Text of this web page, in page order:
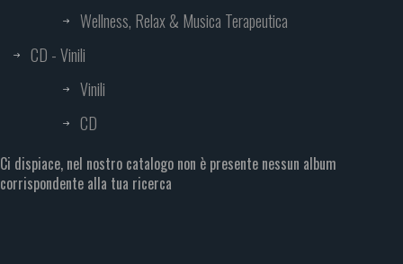
Wellness, Relax & Musica Terapeutica
CD - Vinili
Vinili
CD
Ci dispiace, nel nostro catalogo non è presente nessun album
corrispondente alla tua ricerca